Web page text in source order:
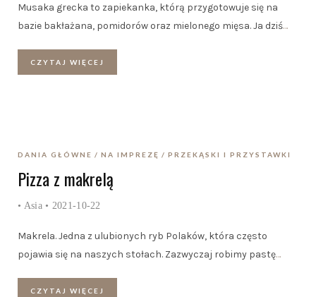
Musaka grecka to zapiekanka, którą przygotowuje się na
bazie bakłażana, pomidorów oraz mielonego mięsa. Ja dziś…
CZYTAJ WIĘCEJ
DANIA GŁÓWNE NA IMPREZĘ PRZEKĄSKI I PRZYSTAWKI
Pizza z makrelą
• Asia • 2021-10-22
Makrela. Jedna z ulubionych ryb Polaków, która często
pojawia się na naszych stołach. Zazwyczaj robimy pastę…
CZYTAJ WIĘCEJ